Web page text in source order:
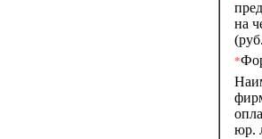
на
*
юр.